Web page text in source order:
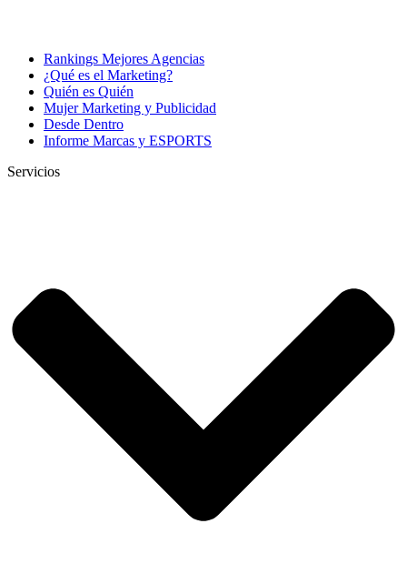
Rankings Mejores Agencias
¿Qué es el Marketing?
Quién es Quién
Mujer Marketing y Publicidad
Desde Dentro
Informe Marcas y ESPORTS
Servicios